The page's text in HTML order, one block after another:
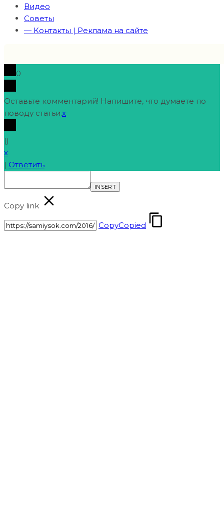
Видео
Советы
— Контакты | Реклама на сайте
0
Оставьте комментарий! Напишите, что думаете по
поводу статьи.x
()
x
| Ответить
INSERT
Copy link
CopyCopied